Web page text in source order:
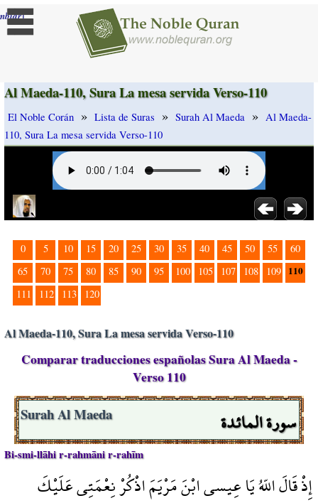
]
Al Maeda-110, Sura La mesa servida Verso-110
El Noble Corán » Lista de Suras » Surah Al Maeda » Al Maeda-
110, Sura La mesa servida Verso-110
0 5 10 15 20 25 30 35 40 45 50 55
60
65
70 75 80 85 90 95 100 105 107 108 109 110
111 112 113 120
Al Maeda-110, Sura La mesa servida Verso-110
Comparar traducciones españolas Sura Al Maeda -
Verso 110
سورة المائدة Surah Al Maeda
Bi-smi-llāhi r-rahmāni r-rahīm
إِذْ قَالَ اللّهُ يَا عِيسى ابْنَ مَرْيَمَ اذْكُرْ نِعْمَتِي عَلَيْكَ